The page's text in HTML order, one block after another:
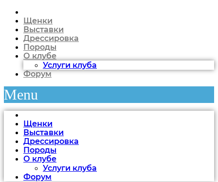
Щенки
Выставки
Дрессировка
Породы
О клубе
Услуги клуба
Форум
Menu
Щенки
Выставки
Дрессировка
Породы
О клубе
Услуги клуба
Форум